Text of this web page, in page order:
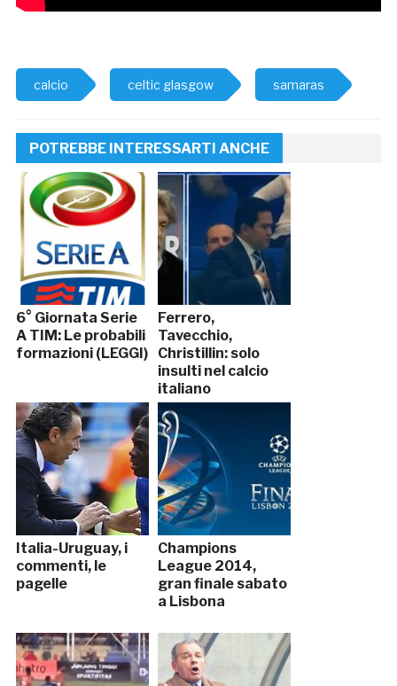
calcio celtic glasgow samaras
POTREBBE INTERESSARTI ANCHE
6° Giornata Serie
A TIM: Le probabili
formazioni (LEGGI)
Ferrero,
Tavecchio,
Christillin: solo
insulti nel calcio
italiano
Italia-Uruguay, i
commenti, le
pagelle
Champions
League 2014,
gran finale sabato
a Lisbona